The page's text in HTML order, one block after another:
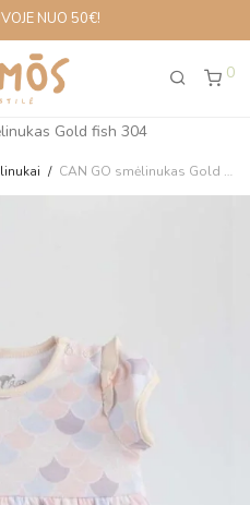
NUO 50€!
0
Gold fish 304
/ CAN GO smėlinukas Gold fish 304